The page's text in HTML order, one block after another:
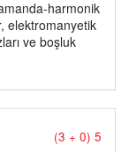
harmonik
elektromanyetik
ve boşluk
(3 + 0) 5